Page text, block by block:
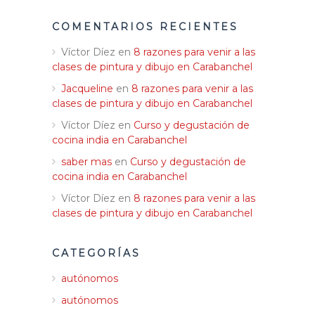
COMENTARIOS RECIENTES
Víctor Díez en 8 razones para venir a las
clases de pintura y dibujo en Carabanchel
Jacqueline en 8 razones para venir a las
clases de pintura y dibujo en Carabanchel
Víctor Díez en Curso y degustación de
cocina india en Carabanchel
saber mas en Curso y degustación de
cocina india en Carabanchel
Víctor Díez en 8 razones para venir a las
clases de pintura y dibujo en Carabanchel
CATEGORÍAS
autónomos
autónomos